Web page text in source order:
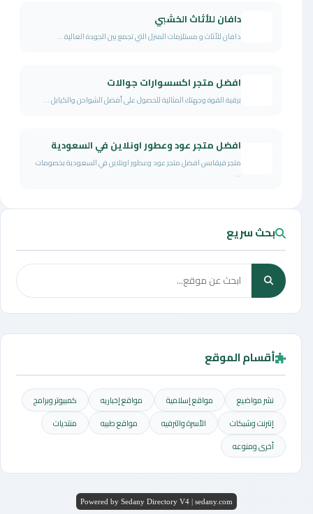
دافان للأثاث الخشبي
دافان للأثاث و مستلزمات المنزل التي تجمع بين الجودة العالية ...
افضل متجر اكسسوارات جوالات
برقية القوة وجهتك المثالية للحصول على أفضل الشواحن والكيابل ...
افضل متجر عود وعطور اونلاين في السعودية
متجر فيقابس افضل متجر عود وعطور اونلاين في السعودية بخصومات
...
بحث سريع
أقسام الموقع
نشر مواضيع مواقع إسلامية مواقع إخباريه
كمبيوتر وبرامج
إنترنت وشبكات
الأسرة والترفيه مواقع طبيه
منتديات
أخرى ومنوعه
Powered by Sedany Directory V4 | sedany.com